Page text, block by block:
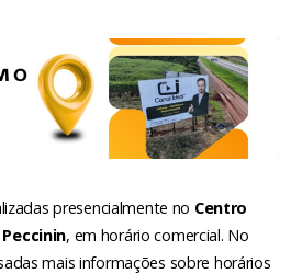
presencialmente no Centro
, em horário comercial. No
mais informações sobre horários